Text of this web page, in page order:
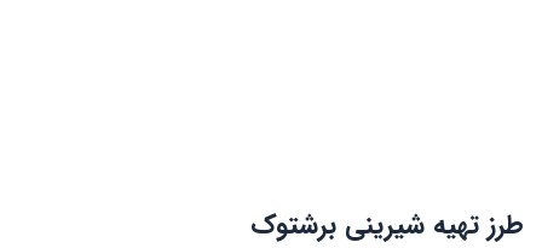
طرز تهیه شیرینی برشتوک